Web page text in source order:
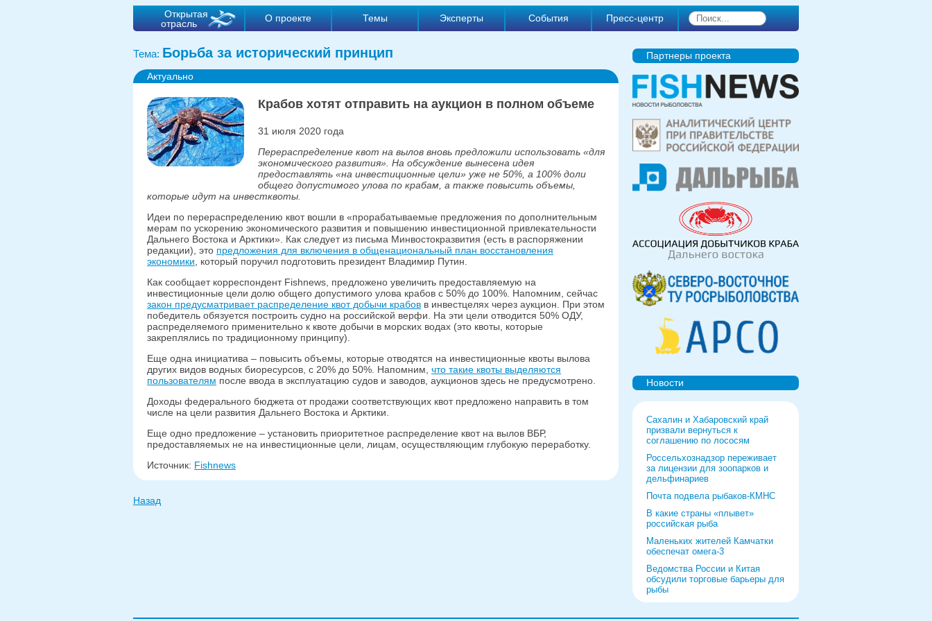
Открытая
отрасль
О проекте Темы Эксперты События Пресс-центр
Тема: Борьба за исторический принцип
Актуально
Крабов хотят отправить на аукцион в полном объеме
31 июля 2020 года
Перераспределение квот на вылов вновь предложили использовать «для
экономического развития». На обсуждение вынесена идея
предоставлять «на инвестиционные цели» уже не 50%, а 100% доли
общего допустимого улова по крабам, а также повысить объемы,
которые идут на инвестквоты.
Идеи по перераспределению квот вошли в «прорабатываемые предложения по дополнительным
мерам по ускорению экономического развития и повышению инвестиционной привлекательности
Дальнего Востока и Арктики». Как следует из письма Минвостокразвития (есть в распоряжении
редакции), это предложения для включения в общенациональный план восстановления
экономики , который поручил подготовить президент Владимир Путин.
Как сообщает корреспондент Fishnews, предложено увеличить предоставляемую на
инвестиционные цели долю общего допустимого улова крабов с 50% до 100%. Напомним, сейчас
закон предусматривает распределение квот добычи крабов в инвестцелях через аукцион. При этом
победитель обязуется построить судно на российской верфи. На эти цели отводится 50% ОДУ,
распределяемого применительно к квоте добычи в морских водах (это квоты, которые
закреплялись по традиционному принципу).
Еще одна инициатива – повысить объемы, которые отводятся на инвестиционные квоты вылова
других видов водных биоресурсов, с 20% до 50%. Напомним, что такие квоты выделяются
пользователям после ввода в эксплуатацию судов и заводов, аукционов здесь не предусмотрено.
Доходы федерального бюджета от продажи соответствующих квот предложено направить в том
числе на цели развития Дальнего Востока и Арктики.
Еще одно предложение – установить приоритетное распределение квот на вылов ВБР,
предоставляемых не на инвестиционные цели, лицам, осуществляющим глубокую переработку.
Источник: Fishnews
Назад
Партнеры проекта
Новости
Сахалин и Хабаровский край
призвали вернуться к
соглашению по лососям
Россельхознадзор переживает
за лицензии для зоопарков и
дельфинариев
Почта подвела рыбаков-КМНС
В какие страны «плывет»
российская рыба
Маленьких жителей Камчатки
обеспечат омега-3
Ведомства России и Китая
обсудили торговые барьеры для
рыбы
форуму и выставке в Питере